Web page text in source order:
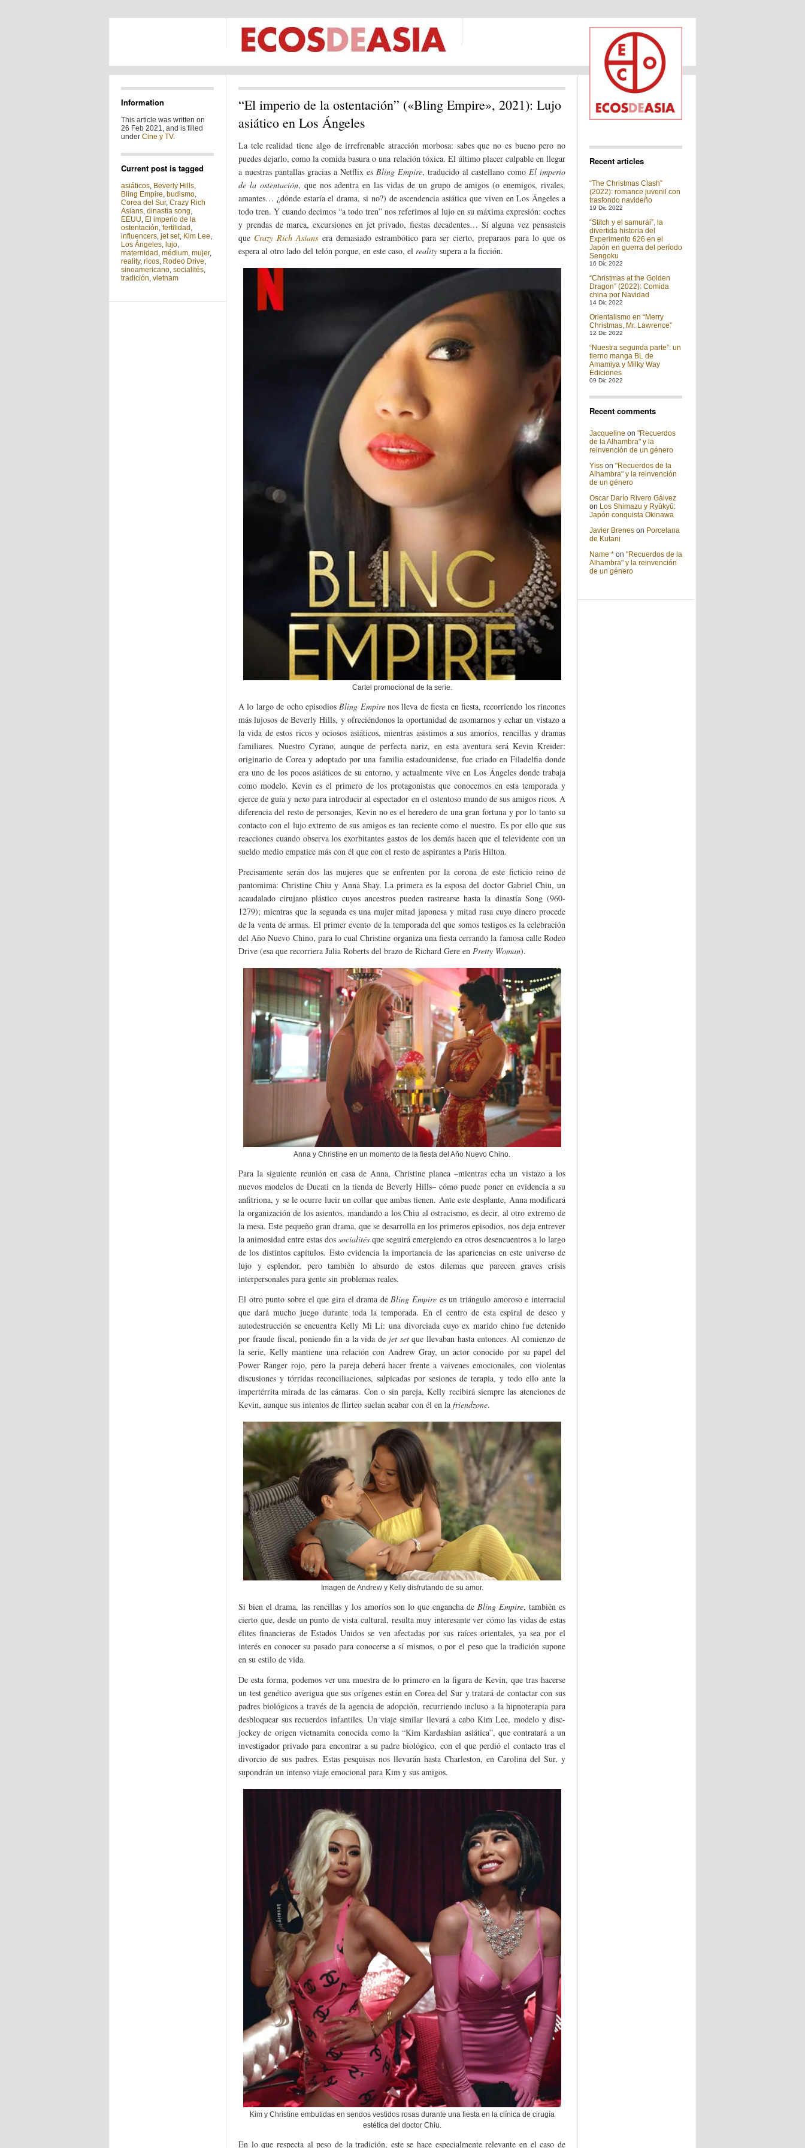
Information
This article was written on
26 Feb 2021, and is filled
under Cine y TV.
Current post is tagged
asiáticos, Beverly Hills,
Bling Empire, budismo,
Corea del Sur, Crazy Rich
Asians, dinastia song,
EEUU, El imperio de la
ostentación, fertilidad ,
influencers, jet set, Kim Lee,
Los Ángeles, lujo,
maternidad , médium, mujer,
reality, ricos, Rodeo Drive,
sinoamericano, socialités,
tradición, vietnam
“El imperio de la ostentación” («Bling Empire», 2021): Lujo
asiático en Los Ángeles
La tele realidad tiene algo de irrefrenable atracción morbosa: sabes que no es bueno pero no
puedes dejarlo, como la comida basura o una relación tóxica. El último placer culpable en llegar
a nuestras pantallas gracias a Netflix es Bling Empire, traducido al castellano como El imperio
de la ostentación, que nos adentra en las vidas de un grupo de amigos (o enemigos, rivales,
amantes… ¿dónde estaría el drama, si no?) de ascendencia asiática que viven en Los Ángeles a
todo tren. Y cuando decimos “a todo tren” nos referimos al lujo en su máxima expresión: coches
y prendas de marca, excursiones en jet privado, fiestas decadentes… Si alguna vez pensasteis
que Crazy Rich Asians era demasiado estrambótico para ser cierto, preparaos para lo que os
espera al otro lado del telón porque, en este caso, el reality supera a la ficción.
Cartel promocional de la serie.
A lo largo de ocho episodiosBling Empirenos lleva de fiesta en fiesta, recorriendo los rincones
más lujosos de Beverly Hills, y ofreciéndonos la oportunidad de asomarnos y echar un vistazo a
la vida de estos ricos y ociosos asiáticos, mientras asistimos a sus amoríos, rencillas y dramas
familiares. Nuestro Cyrano, aunque de perfecta nariz, en esta aventura será Kevin Kreider:
originario de Corea y adoptado por una familia estadounidense, fue criado en Filadelfia donde
era uno de los pocos asiáticos de su entorno, y actualmente vive en Los Ángeles donde trabaja
como modelo. Kevin es el primero de los protagonistas que conocemos en esta temporada y
ejerce de guía y nexo para introducir al espectador en el ostentoso mundo de sus amigos ricos. A
diferencia del resto de personajes, Kevin no es el heredero de una gran fortuna y por lo tanto su
contacto con el lujo extremo de sus amigos es tan reciente como el nuestro. Es por ello que sus
reacciones cuando observa los exorbitantes gastos de los demás hacen que el televidente con un
sueldo medio empatice más con él que con el resto de aspirantes a Paris Hilton.
Precisamente serán dos las mujeres que se enfrenten por la corona de este ficticio reino de
pantomima: Christine Chiu y Anna Shay. La primera es la esposa del doctor Gabriel Chiu, un
acaudalado cirujano plástico cuyos ancestros pueden rastrearse hasta la dinastía Song (960-
1279); mientras que la segunda es una mujer mitad japonesa y mitad rusa cuyo dinero procede
de la venta de armas. El primer evento de la temporada del que somos testigos es la celebración
del Año Nuevo Chino, para lo cual Christine organiza una fiesta cerrando la famosa calle Rodeo
Drive (esa que recorriera Julia Roberts del brazo de Richard Gere en Pretty Woman).
Anna y Christine en un momento de la fiesta del Año Nuevo Chino.
Para la siguiente reunión en casa de Anna, Christine planea –mientras echa un vistazo a los
nuevos modelos de Ducati en la tienda de Beverly Hills– cómo puede poner en evidencia a su
anfitriona, y se le ocurre lucir un collar que ambas tienen. Ante este desplante, Anna modificará
la organización de los asientos, mandando a los Chiu al ostracismo, es decir, al otro extremo de
la mesa. Este pequeño gran drama, que se desarrolla en los primeros episodios, nos deja entrever
la animosidad entre estas dos socialités que seguirá emergiendo en otros desencuentros a lo largo
de los distintos capítulos. Esto evidencia la importancia de las apariencias en este universo de
lujo y esplendor, pero también lo absurdo de estos dilemas que parecen graves crisis
interpersonales para gente sin problemas reales.
El otro punto sobre el que gira el drama de Bling Empire es un triángulo amoroso e interracial
que dará mucho juego durante toda la temporada. En el centro de esta espiral de deseo y
autodestrucción se encuentra Kelly Mi Li: una divorciada cuyo ex marido chino fue detenido
por fraude fiscal, poniendo fin a la vida de jet setque llevaban hasta entonces. Al comienzo de
la serie, Kelly mantiene una relación con Andrew Gray, un actor conocido por su papel del
Power Ranger rojo, pero la pareja deberá hacer frente a vaivenes emocionales, con violentas
discusiones y tórridas reconciliaciones, salpicadas por sesiones de terapia, y todo ello ante la
impertérrita mirada de las cámaras. Con o sin pareja, Kelly recibirá siempre las atenciones de
Kevin, aunque sus intentos de flirteo suelan acabar con él en la friendzone.
Imagen de Andrew y Kelly disfrutando de su amor.
Si bien el drama, las rencillas y los amoríos son lo que engancha deBling Empire, también es
cierto que, desde un punto de vista cultural, resulta muy interesante ver cómo las vidas de estas
élites financieras de Estados Unidos se ven afectadas por sus raíces orientales, ya sea por el
interés en conocer su pasado para conocerse a sí mismos, o por el peso que la tradición supone
en su estilo de vida.
De esta forma, podemos ver una muestra de lo primero en la figura de Kevin, que tras hacerse
un test genético averigua que sus orígenes están en Corea del Sur y tratará de contactar con sus
padres biológicos a través de la agencia de adopción, recurriendo incluso a la hipnoterapia para
desbloquear sus recuerdos infantiles. Un viaje similar llevará a cabo Kim Lee, modelo y disc-
jockey de origen vietnamita conocida como la “Kim Kardashian asiática”, que contratará a un
investigador privado para encontrar a su padre biológico, con el que perdió el contacto tras el
divorcio de sus padres. Estas pesquisas nos llevarán hasta Charleston, en Carolina del Sur, y
supondrán un intenso viaje emocional para Kim y sus amigos.
Kim y Christine embutidas en sendos vestidos rosas durante una fiesta en la clínica de cirugía
estética del doctor Chiu.
En lo que respecta al peso de la tradición, este se hace especialmente relevante en el caso de
Recent articles
“The Christmas Clash”
(2022): romance juvenil con
trasfondo navideño
19 Dic 2022
“Stitch y el samurái”, la
divertida historia del
Experimento 626 en el
Japón en guerra del período
Sengoku
16 Dic 2022
“Christmas at the Golden
Dragon” (2022): Comida
china por Navidad
14 Dic 2022
Orientalismo en “Merry
Christmas, Mr. Lawrence”
12 Dic 2022
“Nuestra segunda parte”: un
tierno manga BL de
Amamiya y Milky Way
Ediciones
09 Dic 2022
Recent comments
Jacqueline on "Recuerdos
de la Alhambra" y la
reinvención de un género
Yiss on "Recuerdos de la
Alhambra" y la reinvención
de un género
Oscar Darío Rivero Gálvez
on Los Shimazu y Ryûkyû:
Japón conquista Okinawa
Javier Brenes on Porcelana
de Kutani
Name * on "Recuerdos de la
Alhambra" y la reinvención
de un género